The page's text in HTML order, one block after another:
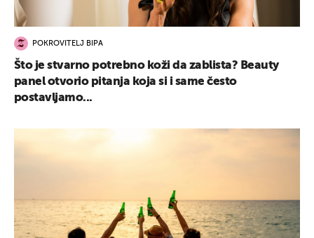
POKROVITELJ BIPA
Što je stvarno potrebno koži da zablista? Beauty
panel otvorio pitanja koja si i same često
postavljamo...